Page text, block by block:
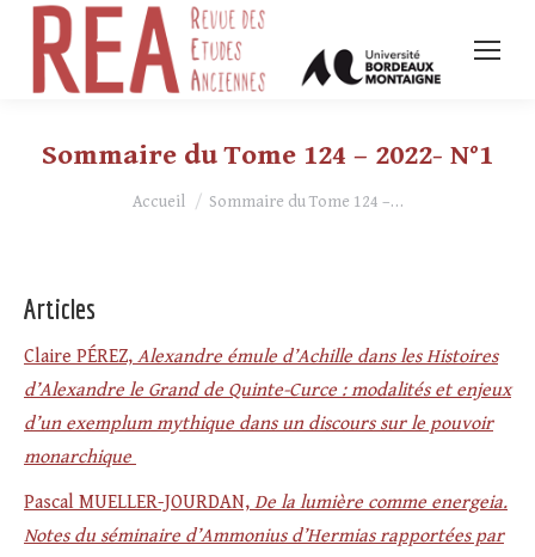
Sommaire du Tome 124 – 2022- N°1
Vous êtes ici :
Accueil Sommaire du Tome 124 –…
Articles
Claire PÉREZ, Alexandre émule d’Achille dans les Histoires
d’Alexandre le Grand de Quinte-Curce : modalités et enjeux
d’un exemplum mythique dans un discours sur le pouvoir
monarchique
Pascal MUELLER-JOURDAN, De la lumière comme energeia.
Notes du séminaire d’Ammonius d’Hermias rapportées par